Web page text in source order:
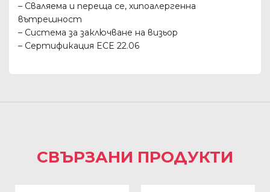
– Сваляема и переща се, хипоалергенна
вътрешност
– Система за заключване на визьор
– Сертификация ECE 22.06
СВЪРЗАНИ ПРОДУКТИ